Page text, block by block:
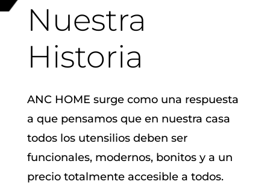
Nuestra
Historia
ANC HOME surge como una respuesta
a que pensamos que en nuestra casa
todos los utensilios deben ser
funcionales, modernos, bonitos y a un
precio totalmente accesible a todos.